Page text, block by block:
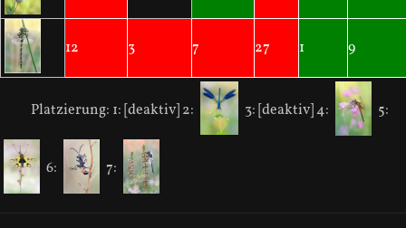
12 3 7 27 1 9
Platzierung: 1: [deaktiv]2: 3: [deaktiv]4: 5:
6: 7: